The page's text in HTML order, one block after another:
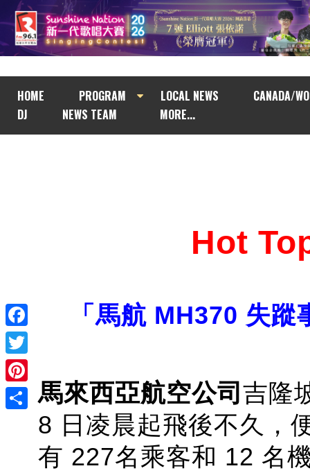
HOME PROGRAM LOCAL NEWS
CANADA/
DJ
NEWS TEAM MORE...
Facebook
Twitter
Pinterest
Hot
「馬航 MH370 失
馬來西亞航空公司 吉隆
8 日凌晨起飛後不久，
有 227名乘客和 12 名